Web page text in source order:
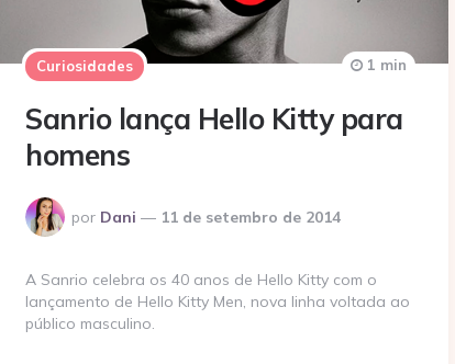
Curiosidades
Sanrio lança Hello Kitty para
homens
Postado
por
por Dani 11 de setembro de 2014
1 min
A Sanrio celebra os 40 anos de Hello Kitty com o
lançamento de Hello Kitty Men, nova linha voltada ao
público masculino.